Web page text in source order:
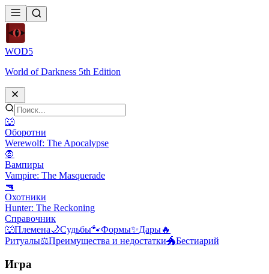
WOD5
World of Darkness 5th Edition
🐺
Оборотни
Werewolf: The Apocalypse
🧛
Вампиры
Vampire: The Masquerade
🔫
Охотники
Hunter: The Reckoning
Справочник
🐺Племена🌙Судьбы🐾Формы✨Дары🔥
Ритуалы⚖️Преимущества и недостатки🐲Бестиарий
Игра